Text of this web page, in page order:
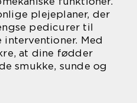
plejeplaner, der
pedicurer til
Med
at dine fødder
smukke, sunde og